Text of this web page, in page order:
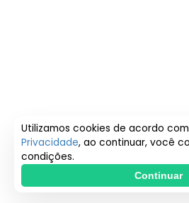
Utilizamos cookies de acordo
Privacidade, ao continuar, você
condições.
Continuar